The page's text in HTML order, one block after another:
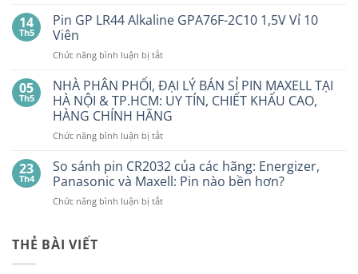
Dung
Lượng
Bao
Mua
con
thỏ
giá
rẻ
ở
đâu
Ô
TÔ
PIN
NGỜ?
PIN
MAXELL
CR2032S Cao
cấp
14
Th5
Pin GP LR44 Alkaline GPA76F-2C10 1,5V Vỉ 10
Viên
Chức năng bình luận bị tắtở
GP
LR44
Alkaline
GPA76F-
2C10
Vỉ
10
Viên
05
Th5
NHÀ PHÂN PHỐI, ĐẠI LÝ BÁN SỈ PIN MAXELL TẠI
HÀ NỘI & TP.HCM: UY TÍN, CHIẾT KHẤU CAO,
HÀNG CHÍNH HÃNG
Chức năng bình luận bị tắtở
PHÂN
PHỐI,
ĐẠI
LÝ
23
Th4
So sánh pin CR2032 của các hãng: Energizer,
Panasonic và Maxell: Pin nào bền hơn?
Chức năng bình luận bị tắtở
THẺ BÀI VIẾT